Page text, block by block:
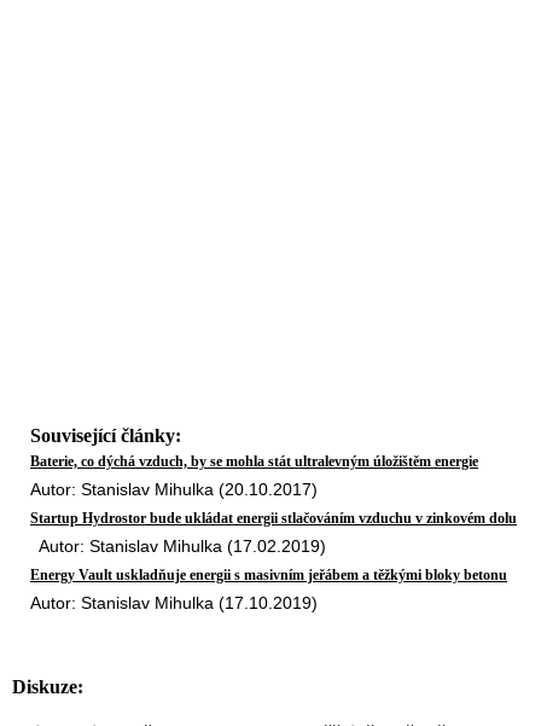
Související články:
Baterie, co dýchá vzduch, by se mohla stát ultralevným úložištěm energie
Autor: Stanislav Mihulka (20.10.2017)
Startup Hydrostor bude ukládat energii stlačováním vzduchu v zinkovém dolu
Autor: Stanislav Mihulka (17.02.2019)
Energy Vault uskladňuje energii s masivním jeřábem a těžkými bloky betonu
Autor: Stanislav Mihulka (17.10.2019)
Diskuze: